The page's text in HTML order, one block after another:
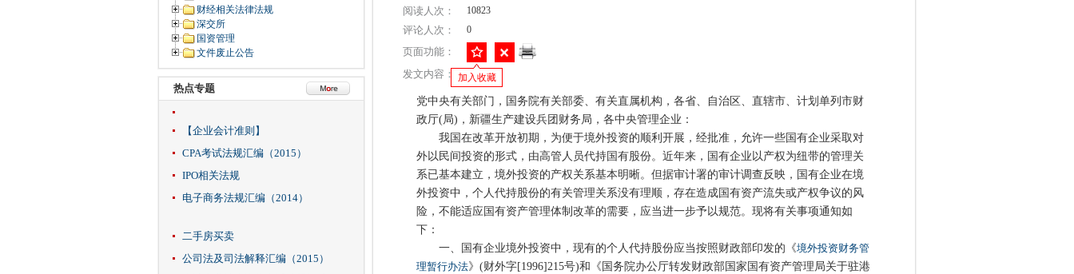
财经相关法律法规
深交所
国资管理
文件废止公告
热点专题
【企业会计准则】
CPA考试法规汇编（2015）
IPO相关法规
电子商务法规汇编（2014）
二手房买卖
公司法及司法解释汇编（2015）
阅读人次：
10823
评论人次： 0
页面功能：
加入收藏
发文内容：
党中央有关部门，国务院有关部委、有关直属机构，各省、自治区、直辖市、计划单列市财
政厅(局)，新疆生产建设兵团财务局，各中央管理企业：
我国在改革开放初期，为便于境外投资的顺利开展，经批准，允许一些国有企业采取对
外以民间投资的形式，由高管人员代持国有股份。近年来，国有企业以产权为纽带的管理关
系已基本建立，境外投资的产权关系基本明晰。但据审计署的审计调查反映，国有企业在境
外投资中，个人代持股份的有关管理关系没有理顺，存在造成国有资产流失或产权争议的风
险，不能适应国有资产管理体制改革的需要，应当进一步予以规范。现将有关事项通知如
下：
一、国有企业境外投资中，现有的个人代持股份应当按照财政部印发的《境外投资财务管
理暂行办法》(财外字[1996]215号)和《国务院办公厅转发财政部国家国有资产管理局关于驻港